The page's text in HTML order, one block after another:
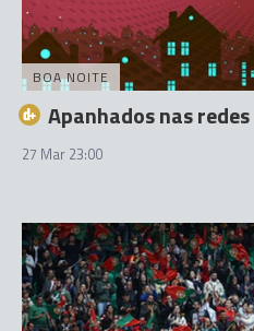
BOA NOITE
Apanhados nas redes
27 Mar 23:00